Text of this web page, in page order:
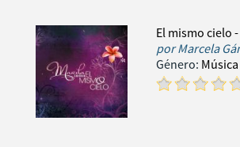
El mismo cielo -
porMarcela
Género: Música